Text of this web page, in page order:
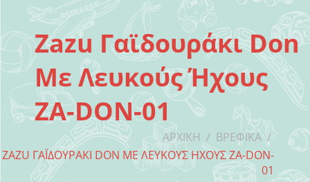
Zazu Γαϊδουράκι Don
Με Λευκούς Ήχους
ZA-DON-01
ΑΡΧΙΚΉ / ΒΡΕΦΙΚΆ /
ZAZU ΓΑΪΔΟΥΡΆΚΙ DON ΜΕ ΛΕΥΚΟΎΣ ΉΧΟΥΣ ZA-DON-
01